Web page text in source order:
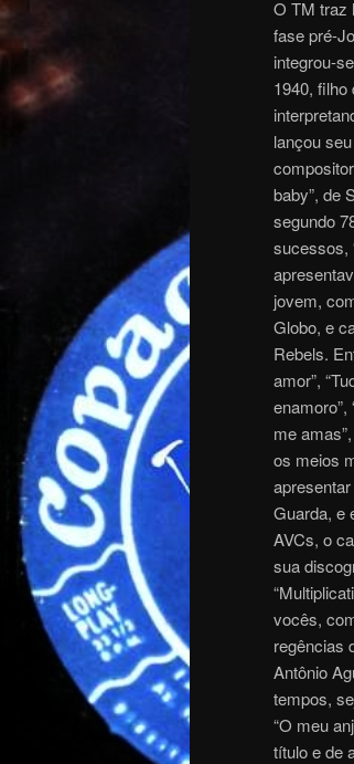
O TM traz
fase pré-
integrou-
1940, filho
lançou
baby”, de
segundo
sucessos,
jovem,
Globo, e
Rebels.
amor”,
enamoro”,
me
os meios
Guarda, e
AVCs, o
sua
vocês,
regências
Antônio
tempos,
“O meu
título e de